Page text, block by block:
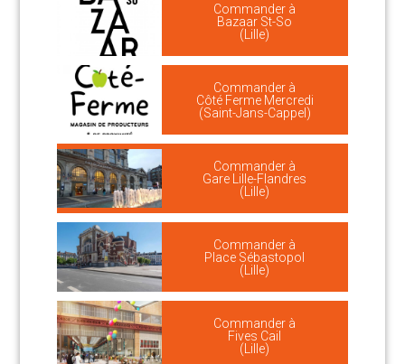
Commander à
Bazaar St-So
(Lille)
Commander à
Côté Ferme Mercredi
(Saint-Jans-Cappel)
Commander à
Gare Lille-Flandres
(Lille)
Commander à
Place Sébastopol
(Lille)
Commander à
Fives Cail
(Lille)